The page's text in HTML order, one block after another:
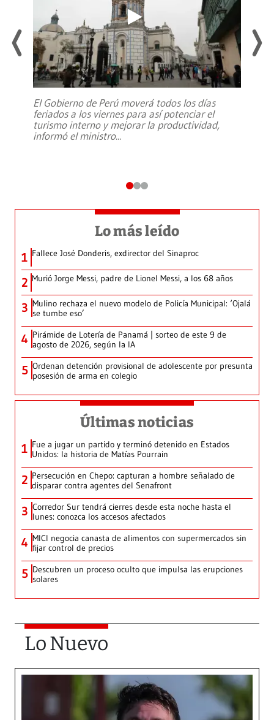
El Gobierno de Perú moverá todos los días
feriados a los viernes para así potenciar el
turismo interno y mejorar la productividad,
informó el ministro...
Lo más leído
1 Fallece José Donderis, exdirector del Sinaproc
2 Murió Jorge Messi, padre de Lionel Messi, a los 68 años
3 Mulino rechaza el nuevo modelo de Policía Municipal: ‘Ojalá
se tumbe eso’
4 Pirámide de Lotería de Panamá | sorteo de este 9 de
agosto de 2026, según la IA
5 Ordenan detención provisional de adolescente por presunta
posesión de arma en colegio
Últimas noticias
1 Fue a jugar un partido y terminó detenido en Estados
Unidos: la historia de Matías Pourrain
2 Persecución en Chepo: capturan a hombre señalado de
disparar contra agentes del Senafront
3 Corredor Sur tendrá cierres desde esta noche hasta el
lunes: conozca los accesos afectados
4 MICI negocia canasta de alimentos con supermercados sin
fijar control de precios
5 Descubren un proceso oculto que impulsa las erupciones
solares
Lo Nuevo